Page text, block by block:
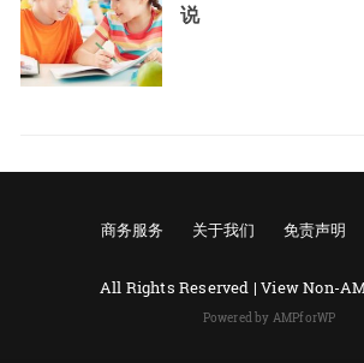
说
商务服务 关于我们 免责声明
All Rights Reserved |View Non-
Powered by AMPforWP